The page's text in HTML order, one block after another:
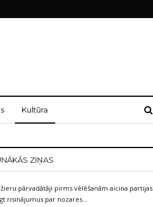
Kultūra
ZIŅAS
pārvadātāji pirms vēlēšanām aicina partijas
risinājumus par nozares…